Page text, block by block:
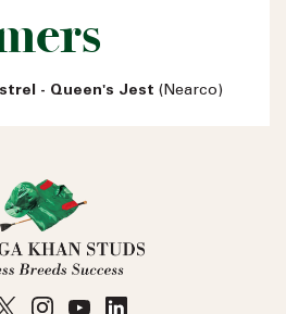
- Queen's Jest (Nearco)